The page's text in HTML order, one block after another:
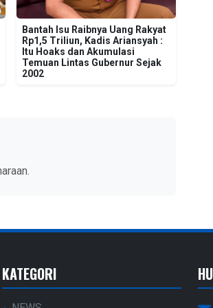
Bantah Isu Raibnya Uang Rakyat
Rp1,5 Triliun, Kadis Ariansyah :
Itu Hoaks dan Akumulasi
Temuan Lintas Gubernur Sejak
2002
KATEGORI